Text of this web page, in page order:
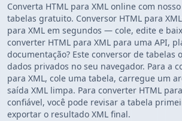
Converta HTML para XML online com
tabelas gratuito. Conversor HTML para
para XML em segundos — cole, edite e
converter HTML para XML para uma API,
documentação? Este conversor de tabelas
dados privados no seu navegador. Para a
para XML, cole uma tabela, carregue um
saída XML limpa. Para converter HTML
confiável, você pode revisar a tabela
exportar o resultado XML final.